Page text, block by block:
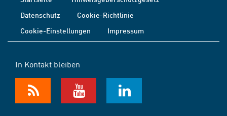
Datenschutz
Cookie-Richtlinie
Cookie-Einstellungen
Impressum
In Kontakt bleiben